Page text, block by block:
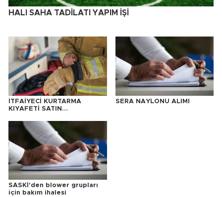
HALI SAHA TADİLATI YAPIM İŞİ
İTFAİYECİ KURTARMA
KIYAFETİ SATIN
SERA NAYLONU ALIMI
SASKİ'den blower grupları
için bakım ihalesi